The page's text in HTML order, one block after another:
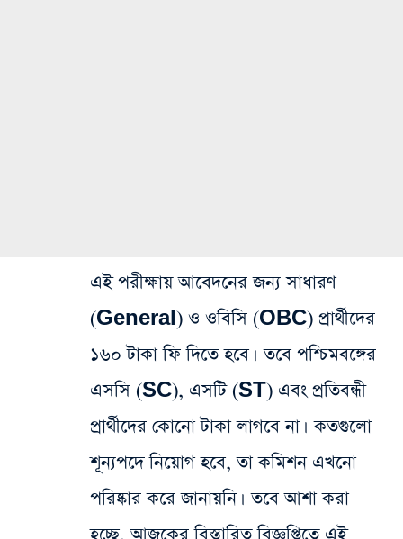
এই পরীক্ষায় আবেদনের জন্য সাধারণ
(General) ও ওবিসি (OBC) প্রার্থীদের
১৬০ টাকা ফি দিতে হবে। তবে পশ্চিমবঙ্গের
এসসি (SC), এসটি (ST) এবং প্রতিবন্ধী
প্রার্থীদের কোনো টাকা লাগবে না। কতগুলো
শূন্যপদে নিয়োগ হবে, তা কমিশন এখনো
পরিষ্কার করে জানায়নি। তবে আশা করা